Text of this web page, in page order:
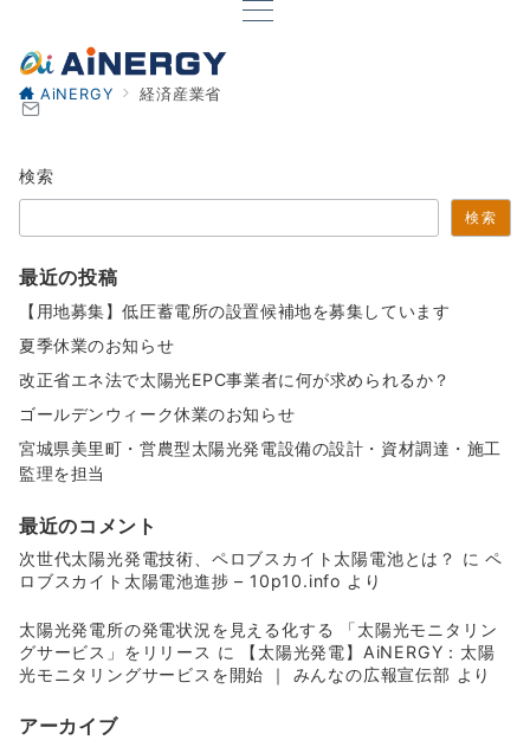
AiNERGY 経済産業省
検索
検索
最近の投稿
【用地募集】低圧蓄電所の設置候補地を募集しています
夏季休業のお知らせ
改正省エネ法で太陽光EPC事業者に何が求められるか？
ゴールデンウィーク休業のお知らせ
宮城県美里町・営農型太陽光発電設備の設計・資材調達・施工
監理を担当
最近のコメント
次世代太陽光発電技術、ペロブスカイト太陽電池とは？ にペ
ロブスカイト太陽電池進捗 – 10p10.info より
太陽光発電所の発電状況を見える化する 「太陽光モニタリン
グサービス」をリリース に
【太陽光発電】AiNERGY：太陽
光モニタリングサービスを開始 ｜ みんなの広報宣伝部 より
アーカイブ